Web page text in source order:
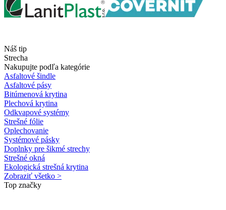
Náš tip
Strecha
Nakupujte podľa kategórie
Asfaltové šindle
Asfaltové pásy
Bitúmenová krytina
Plechová krytina
Odkvapové systémy
Strešné fólie
Oplechovanie
Systémové pásky
Doplnky pre šikmé strechy
Strešné okná
Ekologická strešná krytina
Zobraziť všetko >
Top značky